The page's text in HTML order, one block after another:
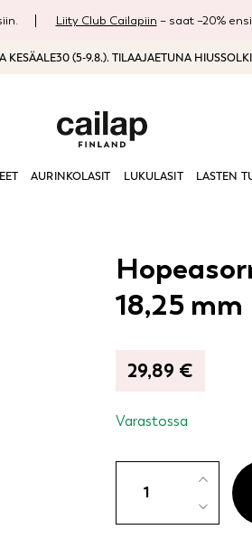
Liity Club Cailapiin – saat –20%
KESÄALE30 (5-9.8.). TILAAJAETUNA
AURINKOLASIT LUKULASIT LASTEN
18,25 mm
29,89 €
Varastossa
helmikoristeilla